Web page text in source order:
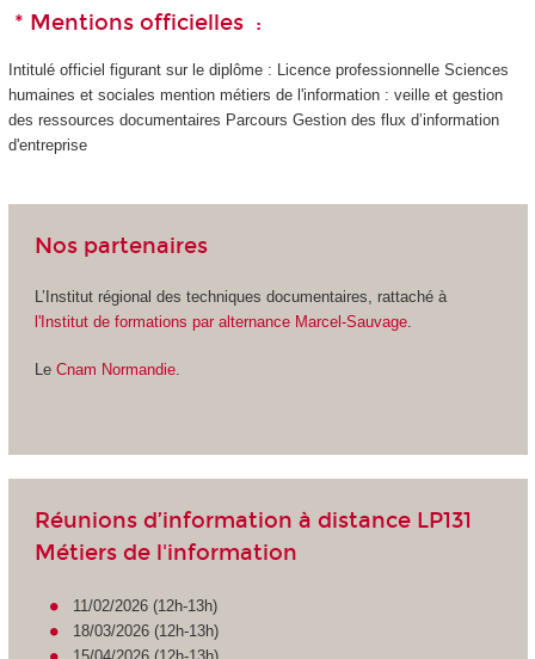
* Mentions officielles :
Intitulé officiel figurant sur le diplôme : Licence professionnelle Sciences
humaines et sociales mention métiers de l'information : veille et gestion
des ressources documentaires Parcours Gestion des flux d’information
d'entreprise
Nos partenaires
L’Institut régional des techniques documentaires, rattaché à
l'Institut de formations par alternance Marcel-Sauvage.
Le Cnam Normandie.
Réunions d’information à distance LP131
Métiers de l'information
11/02/2026 (12h-13h)
18/03/2026 (12h-13h)